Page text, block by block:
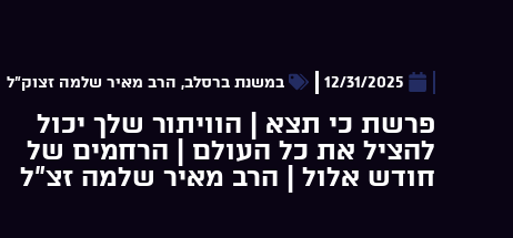
12/31/2025 במשנת ברסלב, הרב מאיר שלמה זצוק"ל
פרשת כי תצא | הוויתור שלך יכול
להציל את כל העולם | הרחמים של
חודש אלול | הרב מאיר שלמה זצ”ל